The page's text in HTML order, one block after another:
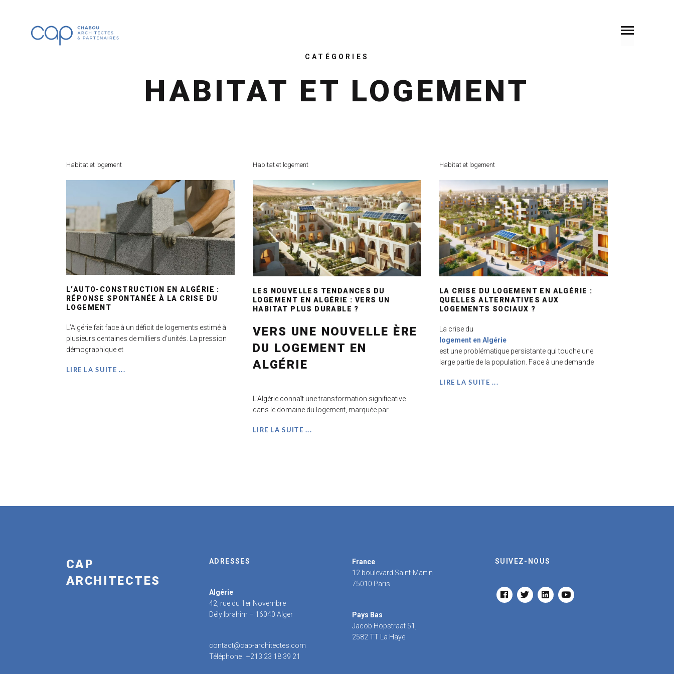
CATÉGORIES
HABITAT ET LOGEMENT
Habitat et logement
L’AUTO-CONSTRUCTION EN ALGÉRIE :
RÉPONSE SPONTANÉE À LA CRISE DU
LOGEMENT
L’Algérie fait face à un déficit de logements estimé à
plusieurs centaines de milliers d’unités. La pression
démographique et
LIRE LA SUITE ...
Habitat et logement
LES NOUVELLES TENDANCES DU
LOGEMENT EN ALGÉRIE : VERS UN
HABITAT PLUS DURABLE ?
VERS UNE NOUVELLE ÈRE
DU LOGEMENT EN
ALGÉRIE
L’Algérie connaît une transformation significative
dans le domaine du logement, marquée par
LIRE LA SUITE ...
Habitat et logement
LA CRISE DU LOGEMENT EN ALGÉRIE :
QUELLES ALTERNATIVES AUX
LOGEMENTS SOCIAUX ?
La crise du
logement en Algérie
est une problématique persistante qui touche une
large partie de la population. Face à une demande
LIRE LA SUITE ...
CAP
ARCHITECTES
ADRESSES
Algérie
42, rue du 1er Novembre
Dély Ibrahim – 16040 Alger
contact@cap-architectes.com
Téléphone : +213 23 18 39 21
France
12 boulevard Saint-Martin
75010 Paris
Pays Bas
Jacob Hopstraat 51,
2582 TT La Haye
SUIVEZ-NOUS
FACEBOOKTWITTERLINKEDINYOUTUBE